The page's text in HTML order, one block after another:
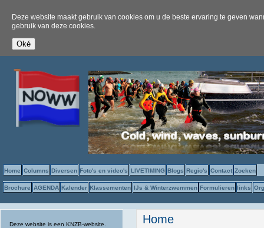
Deze website maakt gebruik van cookies om u de beste ervaring te geven
gebruik van deze cookies.
Home Columns Diversen Foto's en video's LIVETIMING Blogs Regio's Contact Zoeken
Brochure AGENDA Kalender Klassementen IJs & Winterzwemmen Formulieren links
Deze website is een KNZB-website.
U bent hier
Home